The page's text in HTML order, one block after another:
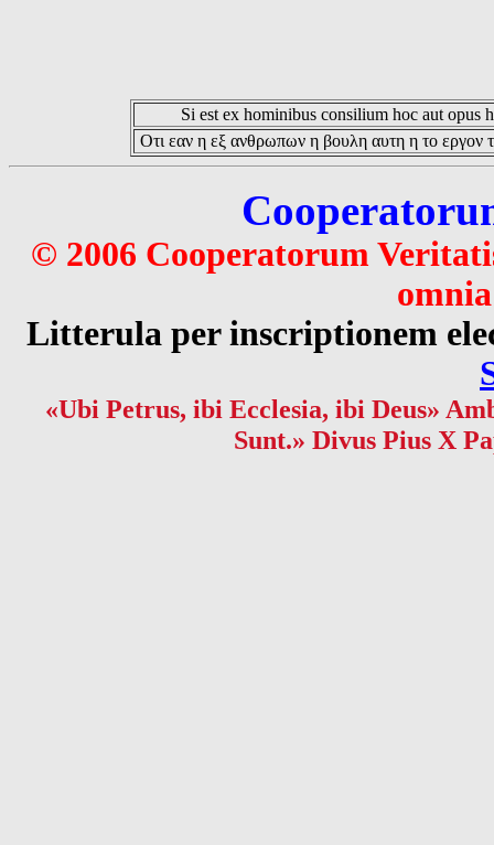
Si est ex hominibus consilium hoc aut opus
Οτι εαν η εξ ανθρωπων η βουλη αυτη η το εργον
© 2006 Cooperatorum
Litterula per inscriptionem
«Ubi Petrus, ibi Ecclesia, ibi Deus»
Sunt.» Divus Pius X